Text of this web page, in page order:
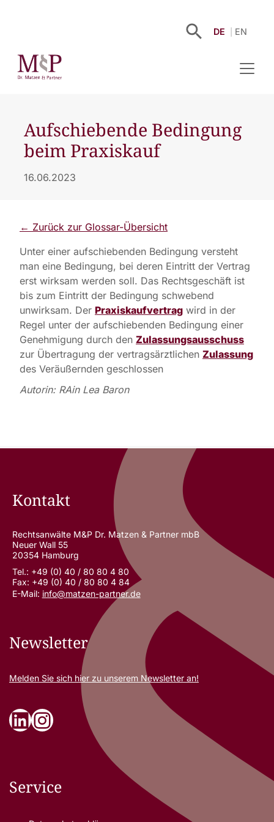
DE EN
Aufschiebende Bedingung
beim Praxiskauf
16.06.2023
← Zurück zur Glossar-Übersicht
Unter einer aufschiebenden Bedingung versteht
man eine Bedingung, bei deren Eintritt der Vertrag
erst wirksam werden soll. Das Rechtsgeschäft ist
bis zum Eintritt der Bedingung schwebend
unwirksam. Der Praxiskaufvertrag wird in der
Regel unter der aufschiebenden Bedingung einer
Genehmigung durch den Zulassungsausschuss
zur Übertragung der vertragsärztlichen Zulassung
des Veräußernden geschlossen
Autorin: RAin Lea Baron
Kontakt
Rechtsanwälte M&P Dr. Matzen & Partner mbB
Neuer Wall 55
20354 Hamburg
Tel.: +49 (0) 40 / 80 80 4 80
Fax: +49 (0) 40 / 80 80 4 84
E-Mail: info@matzen-partner.de
Newsletter
Melden Sie sich hier zu unserem Newsletter an!
LinkedIn
Instagram
Service